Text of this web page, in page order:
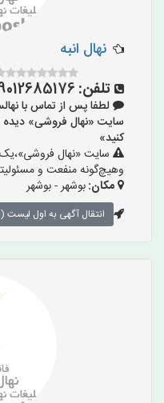
نهال انبه
تلفن:
لطفا پس از تماس با
کنید»
سایت «نهال
وهیچ‌گونه منفعت و
مکان:بوشهر - بوشهر
انتقال آگهی به اول لیست